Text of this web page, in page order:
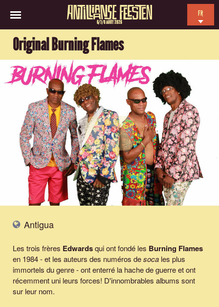
6/7/8 AOÛT 2026
FR
Original Burning Flames
Antigua
Les trois frères Edwardsqui ont fondé les Burning Flames
en 1984 - et les auteurs des numéros desoca les plus
immortels du genre - ont enterré la hache de guerre et ont
récemment uni leurs forces! D'innombrables albums sont
sur leur nom.